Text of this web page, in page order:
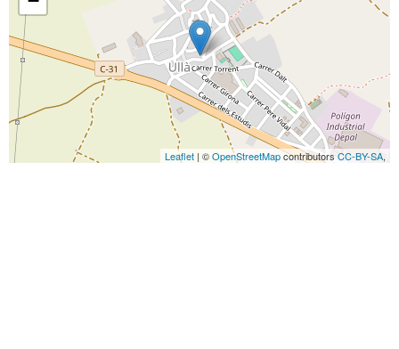
Leaflet | ©OpenStreetMapcontributors CC-BY-SA,